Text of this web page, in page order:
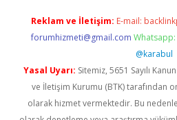
Reklam ve İletişim: E-mail:
forumhizmeti@gmail.com
@karabul
Yasal Uyarı: Sitemiz, 5651 Sayılı
ve İletişim Kurumu (BTK) tarafından
olarak hizmet vermektedir. Bu